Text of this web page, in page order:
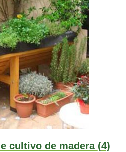
cultivo de madera (4)